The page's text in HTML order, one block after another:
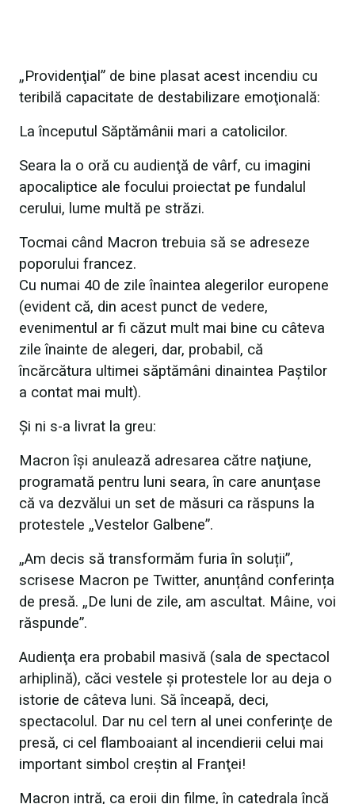
„Providenţial” de bine plasat acest incendiu cu
teribilă capacitate de destabilizare emoţională:
La începutul Săptămânii mari a catolicilor.
Seara la o oră cu audienţă de vârf, cu imagini
apocaliptice ale focului proiectat pe fundalul
cerului, lume multă pe străzi.
Tocmai când Macron trebuia să se adreseze
poporului francez.
Cu numai 40 de zile înaintea alegerilor europene
(evident că, din acest punct de vedere,
evenimentul ar fi căzut mult mai bine cu câteva
zile înainte de alegeri, dar, probabil, că
încărcătura ultimei săptămâni dinaintea Paştilor
a contat mai mult).
Şi ni s-a livrat la greu:
Macron îşi anulează adresarea către naţiune,
programată pentru luni seara, în care anunţase
că va dezvălui un set de măsuri ca răspuns la
protestele „Vestelor Galbene”.
„Am decis să transformăm furia în soluții”,
scrisese Macron pe Twitter, anunțând conferința
de presă. „De luni de zile, am ascultat. Mâine, voi
răspunde”.
Audienţa era probabil masivă (sala de spectacol
arhiplină), căci vestele şi protestele lor au deja o
istorie de câteva luni. Să înceapă, deci,
spectacolul. Dar nu cel tern al unei conferinţe de
presă, ci cel flamboaiant al incendierii celui mai
important simbol creştin al Franţei!
Macron intră, ca eroii din filme, în catedrala încă